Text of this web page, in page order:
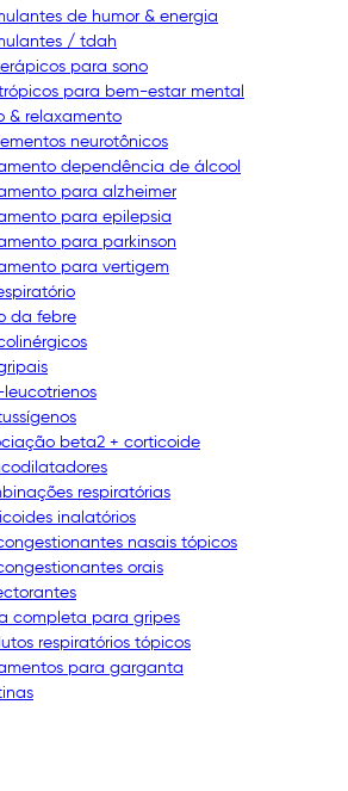
de humor & energia
/ tdah
para sono
para bem-estar mental
& relaxamento
neurotônicos
dependência de álcool
para alzheimer
para epilepsia
para parkinson
para vertigem
da febre
beta2 + corticoide
respiratórias
inalatórios
nasais tópicos
orais
completa para gripes
respiratórios tópicos
para garganta